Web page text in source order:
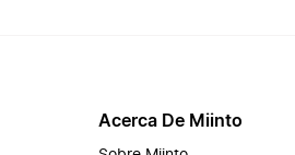
Acerca De Miinto